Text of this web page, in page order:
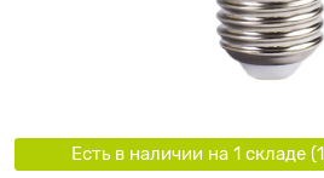
Есть в наличии на 1 складe (1